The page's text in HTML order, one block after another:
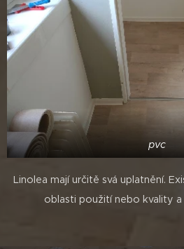
pvc
Linolea mají určitě svá uplatnění.
oblasti použití nebo kvality